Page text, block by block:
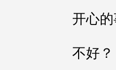
开心
不好？